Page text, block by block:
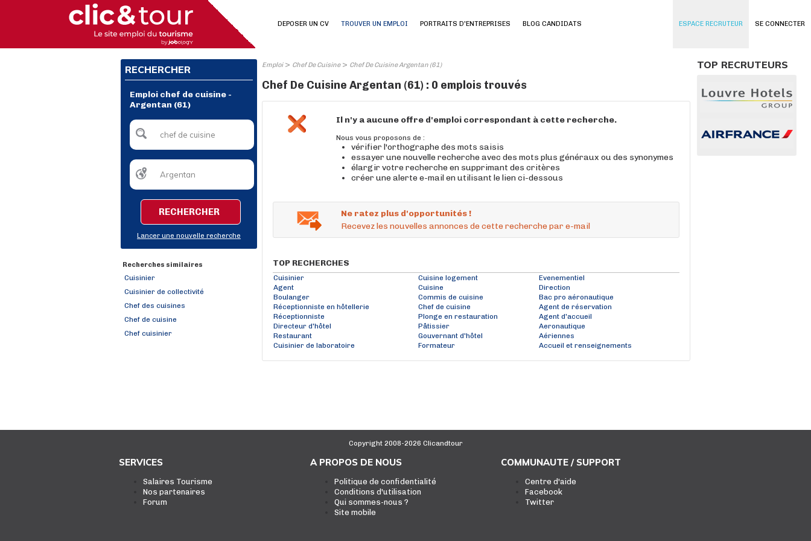
SE CONNECTER
DEPOSER UN CV TROUVER UN EMPLOI PORTRAITS D'ENTREPRISES BLOG CANDIDATS ESPACE RECRUTEUR
RECHERCHER
Emploi chef de cuisine -
Argentan (61)
RECHERCHER
Lancer une nouvelle recherche
Recherches similaires
Cuisinier
Cuisinier de collectivité
Chef des cuisines
Chef de cuisine
Chef cuisinier
Emploi> Chef De Cuisine> Chef De Cuisine Argentan (61)
Chef De Cuisine Argentan (61) : 0 emplois trouvés
Il n'y a aucune offre d'emploi correspondant à cette recherche.
Nous vous proposons de :
vérifier l'orthographe des mots saisis
essayer une nouvelle recherche avec des mots plus généraux ou des synonymes
élargir votre recherche en supprimant des critères
créer une alerte e-mail en utilisant le lien ci-dessous
Ne ratez plus d'opportunités !
Recevez les nouvelles annonces de cette recherche par e-mail
TOP RECHERCHES
Cuisinier Cuisine logement
Evenementiel
Agent
Cuisine
Direction
Boulanger
Commis de cuisine
Bac pro aéronautique
Réceptionniste en hôtellerie
Chef de cuisine
Agent de réservation
Réceptionniste
Plonge en restauration
Agent d'accueil
Directeur d'hôtel
Pâtissier
Aeronautique
Restaurant
Gouvernant d'hôtel
Aériennes
Cuisinier de laboratoire
Formateur Accueil et renseignements
TOP RECRUTEURS
Copyright 2008-2026 Clicandtour
SERVICES
Salaires Tourisme
Nos partenaires
Forum
A PROPOS DE NOUS
Politique de confidentialité
Conditions d'utilisation
Qui sommes-nous ?
Site mobile
COMMUNAUTE / SUPPORT
Centre d'aide
Facebook
Twitter